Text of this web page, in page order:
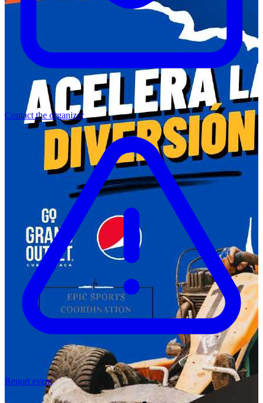
Contact the organizer
Report event